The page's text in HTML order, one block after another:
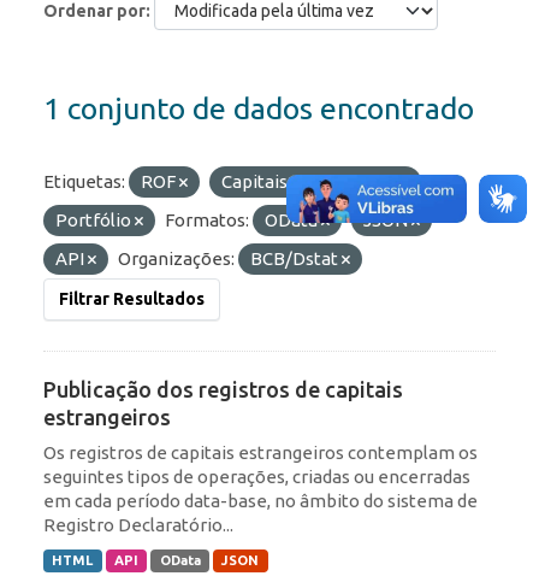
Ordenar por
1 conjunto de dados encontrado
Etiquetas: ROF
Capitais Estrangeiros
Portfólio
Formatos: OData
JSON
API
Organizações: BCB/Dstat
Filtrar Resultados
Publicação dos registros de capitais
estrangeiros
Os registros de capitais estrangeiros contemplam os
seguintes tipos de operações, criadas ou encerradas
em cada período data-base, no âmbito do sistema de
Registro Declaratório...
HTML API OData JSON